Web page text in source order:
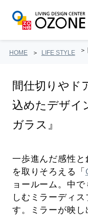
HOME LIFE STYLE
間仕切りやド
込めたデザイ
ガラス』
一歩進んだ感性
を取りそろえる「
ョールーム。中
しむミラーディ
す。ミラーが映し